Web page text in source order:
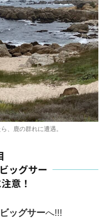
、鹿の群れに遭遇。
ッグサー
意！
ビッグサーへ!!!